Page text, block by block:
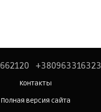
+380963316323
Контакты
Полная версия сайта